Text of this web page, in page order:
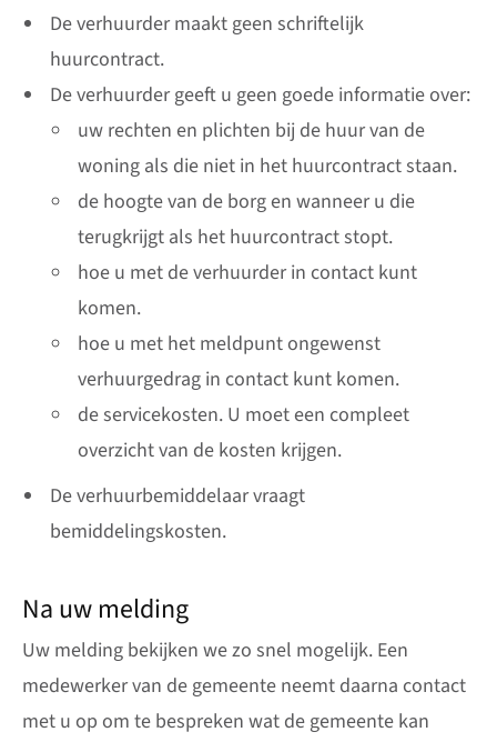
De verhuurder maakt geen schriftelijk
huurcontract.
De verhuurder geeft u geen goede informatie over:
uw rechten en plichten bij de huur van de
woning als die niet in het huurcontract staan.
de hoogte van de borg en wanneer u die
terugkrijgt als het huurcontract stopt.
hoe u met de verhuurder in contact kunt
komen.
hoe u met het meldpunt ongewenst
verhuurgedrag in contact kunt komen.
de servicekosten. U moet een compleet
overzicht van de kosten krijgen.
De verhuurbemiddelaar vraagt
bemiddelingskosten.
Na uw melding
Uw melding bekijken we zo snel mogelijk. Een
medewerker van de gemeente neemt daarna contact
met u op om te bespreken wat de gemeente kan